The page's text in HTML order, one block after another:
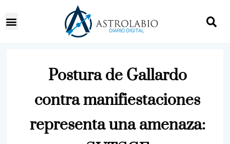
Postura de Gallardo
contra manifiestaciones
representa una amenaza: